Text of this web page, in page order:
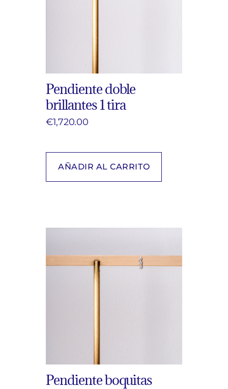
Pendiente doble
brillantes 1 tira
€1,720.00
AÑADIR AL CARRITO
Pendiente boquitas